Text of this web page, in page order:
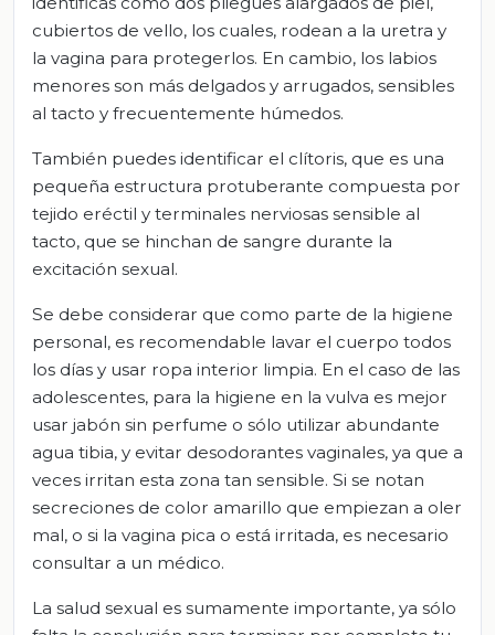
cubiertos de vello, los cuales, rodean a la uretra y
la vagina para protegerlos. En cambio, los labios
menores son más delgados y arrugados, sensibles
al tacto y frecuentemente húmedos.
También puedes identificar el clítoris, que es una
pequeña estructura protuberante compuesta por
tejido eréctil y terminales nerviosas sensible al
tacto, que se hinchan de sangre durante la
excitación sexual.
Se debe considerar que como parte de la higiene
personal, es recomendable lavar el cuerpo todos
los días y usar ropa interior limpia. En el caso de las
adolescentes, para la higiene en la vulva es mejor
usar jabón sin perfume o sólo utilizar abundante
agua tibia, y evitar desodorantes vaginales, ya que a
veces irritan esta zona tan sensible. Si se notan
secreciones de color amarillo que empiezan a oler
mal, o si la vagina pica o está irritada, es necesario
consultar a un médico.
La salud sexual es sumamente importante, ya sólo